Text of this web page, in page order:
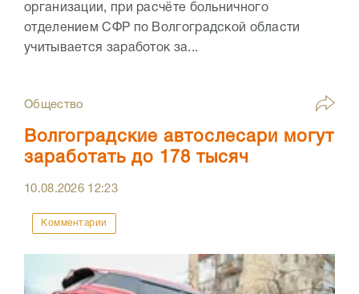
организации, при расчёте больничного
отделением СФР по Волгоградской области
учитывается заработок за...
Общество
Волгоградские автослесари могут
заработать до 178 тысяч
10.08.2026 12:23
Комментарии